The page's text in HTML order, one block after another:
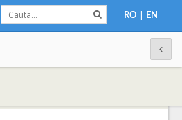
RO | EN